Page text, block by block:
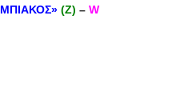
(Ζ) – W